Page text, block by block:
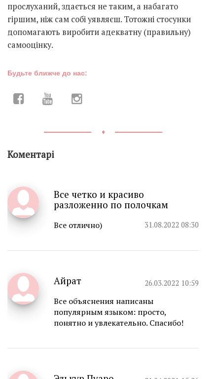
прослуханий, здається не таким, а набагато
гіршим, ніж сам собі уявляєш. Тотожні стосунки
допомагають виробити адекватну (правильну)
самооцінку.
Будьте ближче до нас:
♦
Коментарі
Все четко и красиво
разложенно по полочкам
31.08.2022 08:30
Все отлично)
Айрат 26.03.2022 10:59
Все объяснения написаны
популярным языком: просто,
понятно и увлекательно. Спасибо!